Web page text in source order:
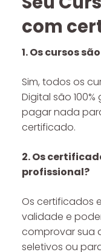
com
1. Os cursos
Sim, todos os
Digital são
pagar nada
certificado.
2. Os
profissional?
Os certificados
validade e
comprovar sua
seletivos ou